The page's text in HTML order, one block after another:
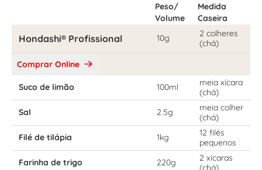
Peso/
Volume
Medida
Caseira
Hondashi® Profissional 10g
2 colheres
(chá)
Comprar Online
Suco de limão 100ml
meia xícara
(chá)
Sal
2.5g
meia colher
(chá)
Filé de tilápia
1kg
12 filés
pequenos
Farinha de trigo
220g
2 xícaras
(chá)